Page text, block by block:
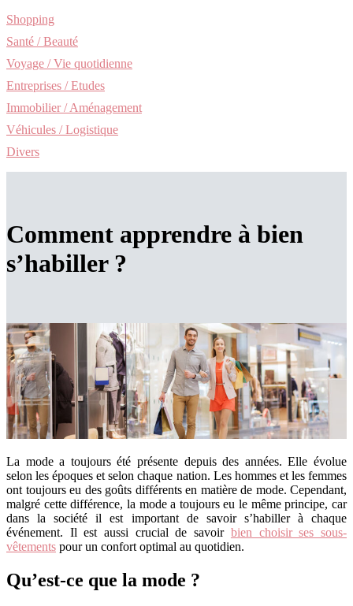
Shopping
Santé / Beauté
Voyage / Vie quotidienne
Entreprises / Etudes
Immobilier / Aménagement
Véhicules / Logistique
Divers
Comment apprendre à bien
s’habiller ?
La mode a toujours été présente depuis des années. Elle évolue
selon les époques et selon chaque nation. Les hommes et les femmes
ont toujours eu des goûts différents en matière de mode. Cependant,
malgré cette différence, la mode a toujours eu le même principe, car
dans la société il est important de savoir s’habiller à chaque
événement. Il est aussi crucial de savoir bien choisir ses sous-
vêtements pour un confort optimal au quotidien.
Qu’est-ce que la mode ?